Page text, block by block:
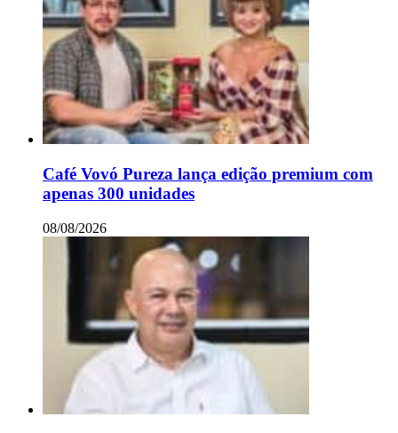
Café Vovó Pureza lança edição premium com
apenas 300 unidades
08/08/2026